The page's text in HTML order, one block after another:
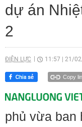
dự án
2
ĐIỆN LỰC 11:57 21/
Copy
phủ vừa ban